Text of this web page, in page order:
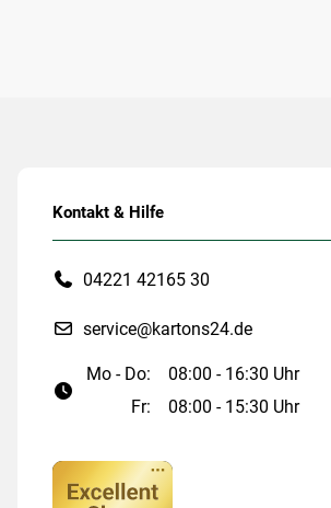
Kontakt & Hilfe
04221 42165 30
service@kartons24.de
Mo - Do:
08:00 - 16:30 Uhr
Fr:
08:00 - 15:30 Uhr